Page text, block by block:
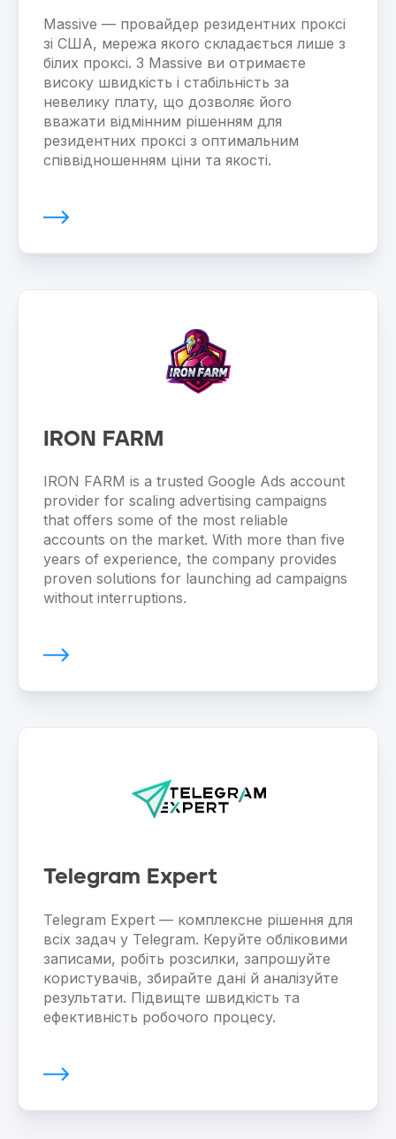
Massive — провайдер резидентних проксі
зі США, мережа якого складається лише з
білих проксі. З Massive ви отримаєте
високу швидкість і стабільність за
невелику плату, що дозволяє його
вважати відмінним рішенням для
резидентних проксі з оптимальним
співвідношенням ціни та якості.
IRON FARM
IRON FARM is a trusted Google Ads account
provider for scaling advertising campaigns
that offers some of the most reliable
accounts on the market. With more than five
years of experience, the company provides
proven solutions for launching ad campaigns
without interruptions.
Telegram Expert
Telegram Expert — комплексне рішення для
всіх задач у Telegram. Керуйте обліковими
записами, робіть розсилки, запрошуйте
користувачів, збирайте дані й аналізуйте
результати. Підвищте швидкість та
ефективність робочого процесу.